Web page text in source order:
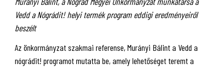
Vedd a Nógrádit! helyi termék program eddigi eredményeiről
beszélt
Az önkormányzat szakmai referense, Murányi Bálint a Vedd a
nógrádit! programot mutatta be, amely lehetőséget teremt a